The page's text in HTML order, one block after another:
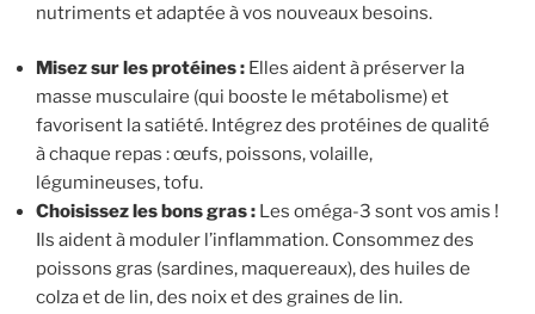
nutriments et adaptée à vos nouveaux besoins.
Misez sur les protéines : Elles aident à préserver la
masse musculaire (qui booste le métabolisme) et
favorisent la satiété. Intégrez des protéines de qualité
à chaque repas : œufs, poissons, volaille,
légumineuses, tofu.
Choisissez les bons gras : Les oméga-3 sont vos amis !
Ils aident à moduler l’inflammation. Consommez des
poissons gras (sardines, maquereaux), des huiles de
colza et de lin, des noix et des graines de lin.